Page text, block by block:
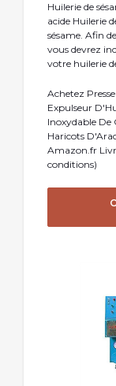
Huilerie de
acide Huilerie
sésame. Afin
vous devrez
votre huilerie
Achetez
Expulseur
Inoxydable De
Haricots
Amazon.fr
conditions)